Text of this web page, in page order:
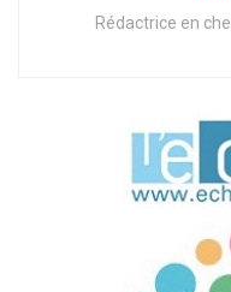
Rédactrice en